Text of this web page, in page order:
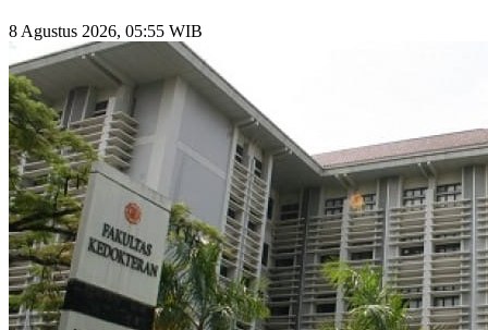
8 Agustus 2026, 05:55 WIB